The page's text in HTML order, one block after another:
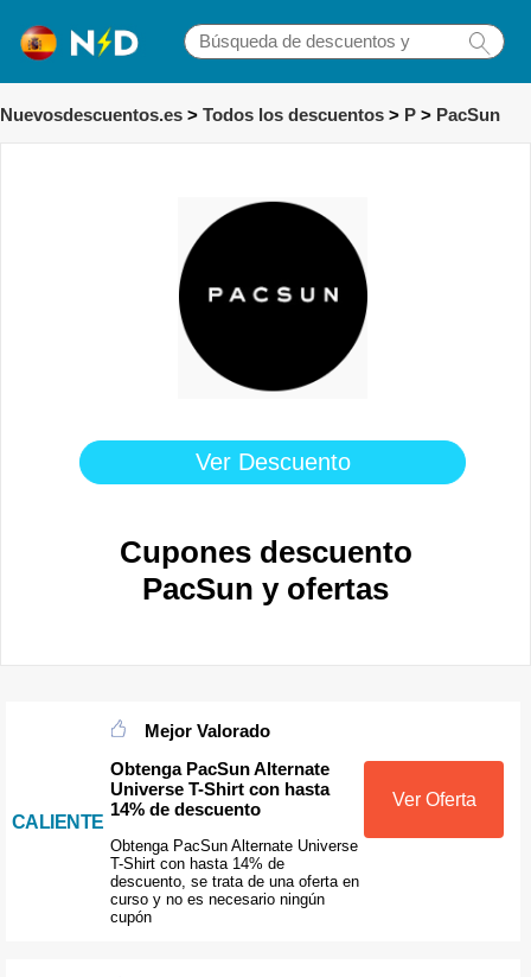
Nuevosdescuentos.es > Todos los descuentos > P > PacSun
Ver Descuento
Cupones descuento
PacSun y ofertas
CALIENTE
Mejor Valorado
Obtenga PacSun Alternate
Universe T-Shirt con hasta
14% de descuento
Obtenga PacSun Alternate Universe
T-Shirt con hasta 14% de
descuento, se trata de una oferta en
curso y no es necesario ningún
cupón
Ver Oferta